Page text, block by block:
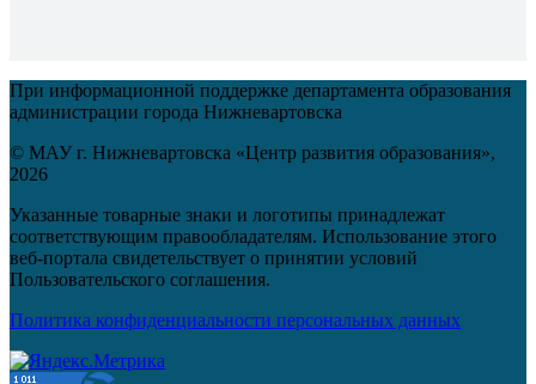
При информационной поддержке департамента образования
администрации города Нижневартовска
© МАУ г. Нижневартовска «Центр развития образования»,
2026
Указанные товарные знаки и логотипы принадлежат
соответствующим правообладателям. Использование этого
веб-портала свидетельствует о принятии условий
Пользовательского соглашения.
Политика конфиденциальности персональных данных